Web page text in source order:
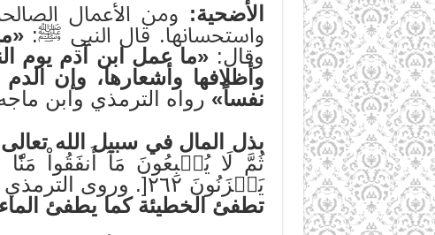
الأضحية: ومن الأعمال
واستحسانها. قال النبي ﷺ:
وقال: «ما عمل ابن آدم يوم
وأظلافها وأشعارها، وإن
نفساً» رواه الترمذي وابن
بذل المال في سبيل الله
ثُمَّ لَا يُتۡبِعُونَ مَآ
يَحۡزَنُونَ ٢٦٢[. وروى الترمذي في سننه من حديث معاذ بن جبل – رضي الله عنه – قال: «
تطفئ الخطيئة كما يطفئ الماء